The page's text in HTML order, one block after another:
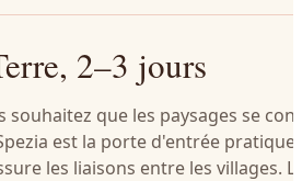
2–3 jours
souhaitez que les paysages se
est la porte d'entrée
les liaisons entre les villages.